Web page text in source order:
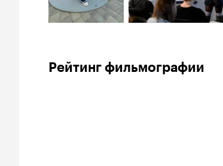
Рейтинг фильмографии